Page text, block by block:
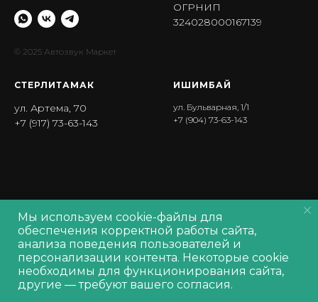
© 2025 Автозвук Маркет
ОГРНИП
324028000167139
СТЕРЛИТАМАК
ул. Артема, 70
+7 (917) 73-63-143
ИШИМБА Й
ул. Бульварная, 1/1
+7 (904) 73-63-143
Политика обработки персональных данных
Политика обработкиcookie
Согласие на обработку персональных данных
Производитель оставляет за собой право изменять характеристики
товара, его внешний вид и комплектность без предварительного
уведомления продавца
Мы используем cookie-файлы для
обеспечения корректной работы сайта,
анализа поведения пользователей и
персонализации контента. Некоторые cookie
необходимы для функционирования сайта,
другие — требуют вашего согласия.